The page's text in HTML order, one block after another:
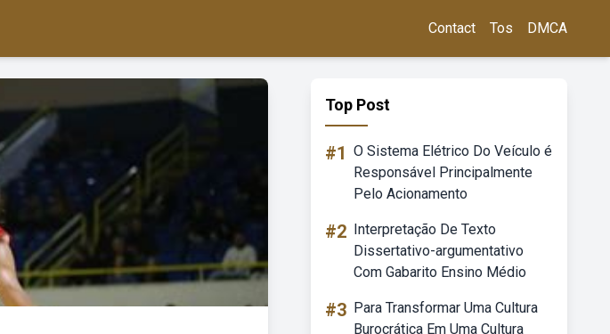
Contact Tos DMCA
Top Post
#1 O Sistema Elétrico Do Veículo é
Responsável Principalmente
Pelo Acionamento
#2 Interpretação De Texto
Dissertativo-argumentativo
Com Gabarito Ensino Médio
#3 Para Transformar Uma Cultura
Burocrática Em Uma Cultura